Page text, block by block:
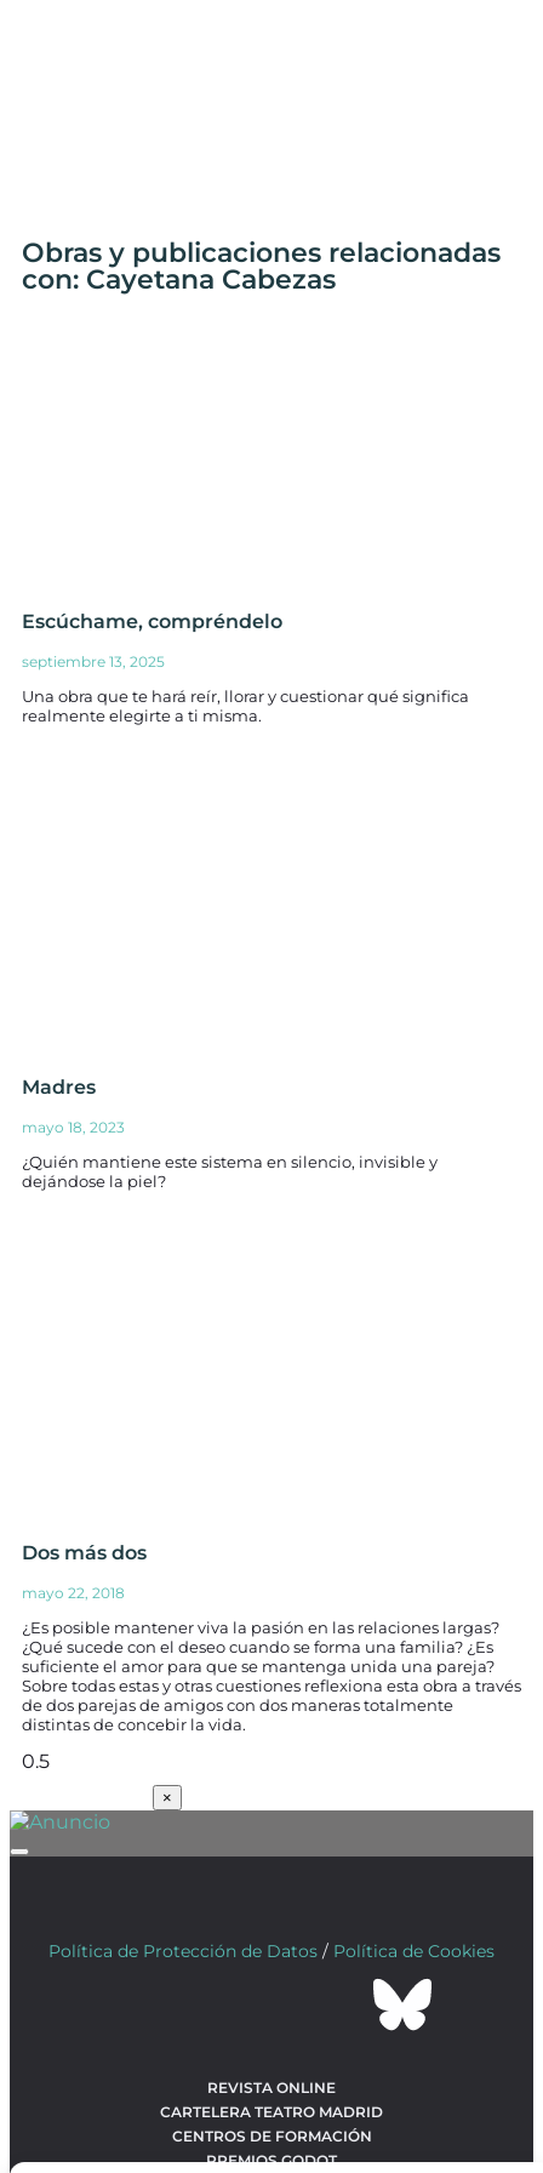
Obras y publicaciones relacionadas
con: Cayetana Cabezas
Escúchame, compréndelo
septiembre 13, 2025
Una obra que te hará reír, llorar y cuestionar qué significa
realmente elegirte a ti misma.
Madres
mayo 18, 2023
¿Quién mantiene este sistema en silencio, invisible y
dejándose la piel?
Dos más dos
mayo 22, 2018
¿Es posible mantener viva la pasión en las relaciones largas?
¿Qué sucede con el deseo cuando se forma una familia? ¿Es
suficiente el amor para que se mantenga unida una pareja?
Sobre todas estas y otras cuestiones reflexiona esta obra a través
de dos parejas de amigos con dos maneras totalmente
distintas de concebir la vida.
×
Política de Protección de Datos / Política de Cookies
REVISTA ONLINE
CARTELERA TEATRO MADRID
CENTROS DE FORMACIÓN
PREMIOS GODOT